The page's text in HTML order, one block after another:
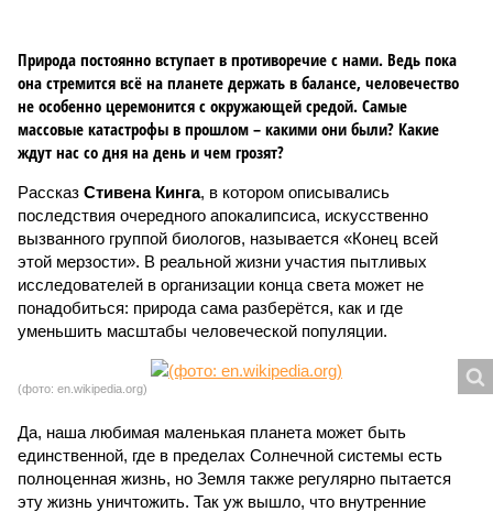
Природа постоянно вступает в противоречие с нами. Ведь пока
она стремится всё на планете держать в балансе, человечество
не особенно церемонится с окружающей средой. Самые
массовые катастрофы в прошлом – какими они были? Какие
ждут нас со дня на день и чем грозят?
Рассказ Стивена Кинга, в котором описывались
последствия очередного апокалипсиса, искусственно
вызванного группой биологов, называется «Конец всей
этой мерзости». В реальной жизни участия пытливых
исследователей в организации конца света может не
понадобиться: природа сама разберётся, как и где
уменьшить масштабы человеческой популяции.
(фото: en.wikipedia.org)
Да, наша любимая маленькая планета может быть
единственной, где в пределах Солнечной системы есть
полноценная жизнь, но Земля также регулярно пытается
эту жизнь уничтожить. Так уж вышло, что внутренние